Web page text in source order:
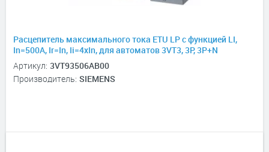
Расцепитель максимального тока ETU LP с функцией LI,
In=500А, Ir=In, Ii=4xIn, для автоматов 3VT3, 3P, 3P+N
Артикул: 3VT93506AB00
Производитель: SIEMENS